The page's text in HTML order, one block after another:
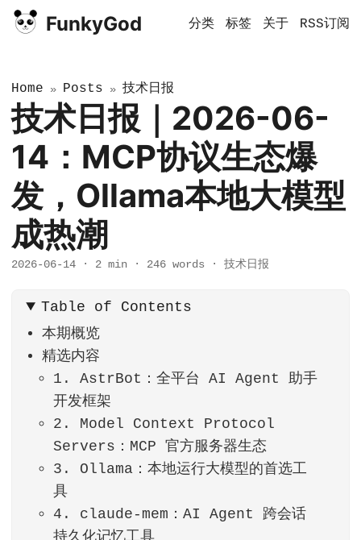
FunkyGod 分类 标签 关于 RSS订阅
Home » Posts » 技术日报
技术日报｜2026-06-
14：MCP协议生态爆
发，Ollama本地大模型
成热潮
2026-06-14 · 2 min · 246 words · 技术日报
Table of Contents
本期概览
精选内容
1. AstrBot：全平台 AI Agent 助手
开发框架
2. Model Context Protocol
Servers：MCP 官方服务器生态
3. Ollama：本地运行大模型的首选工
具
4. claude-mem：AI Agent 跨会话